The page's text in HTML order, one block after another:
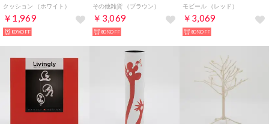
クッション （ホワイト）
￥1,969
80%OFF
その他雑貨 （ブラウン）
￥3,069
80%OFF
モビール （レッド）
￥3,069
80%OFF